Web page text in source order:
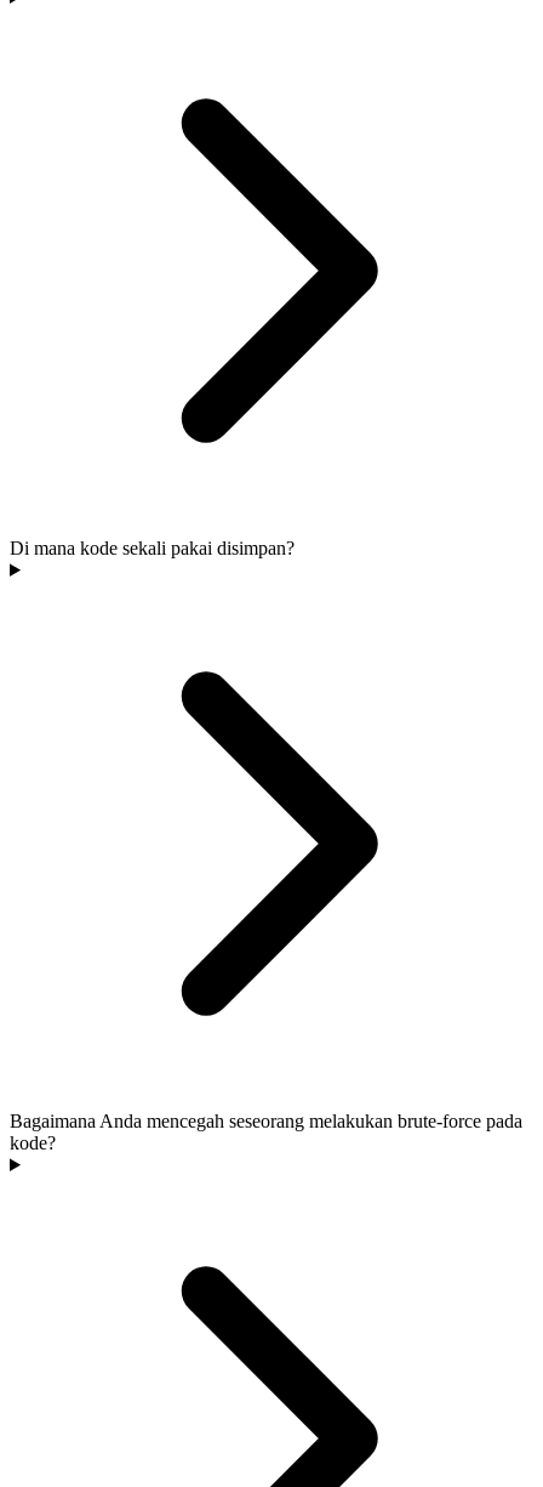
Di mana kode sekali pakai disimpan?
Bagaimana Anda mencegah seseorang melakukan brute-force pada
kode?